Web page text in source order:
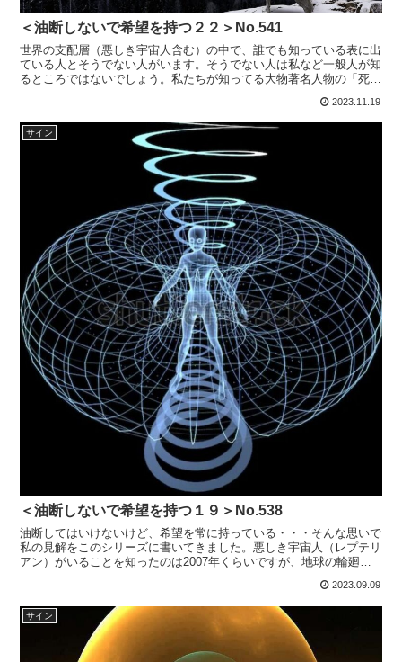
＜油断しないで希望を持つ２２＞No.541
世界の支配層（悪しき宇宙人含む）の中で、誰でも知っている表に出
ている人とそうでない人がいます。そうでない人は私など一般人が知
るところではないでしょう。私たちが知ってる大物著名人物の「死」
2023.11.19
サイン
＜油断しないで希望を持つ１９＞No.538
油断してはいけないけど、希望を常に持っている・・・そんな思いで
私の見解をこのシリーズに書いてきました。悪しき宇宙人（レプテリ
アン）がいることを知ったのは2007年くらいですが、地球の輪廻転
2023.09.09
サイン